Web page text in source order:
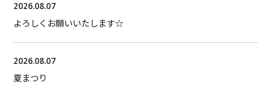
2026.08.07
よろしくお願いいたします☆
2026.08.07
夏まつり